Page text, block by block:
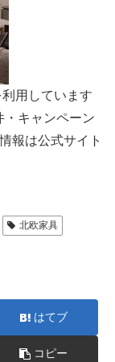
用しています
・キャンペーン
報は公式サイト
北欧家具
はてブ
コピー